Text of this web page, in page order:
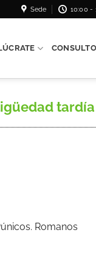
Sede 10:00 -
Romanos